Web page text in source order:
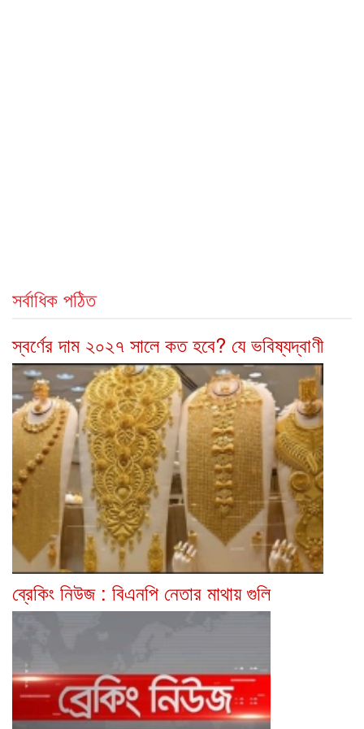
সর্বাধিক পঠিত
স্বর্ণের দাম ২০২৭ সালে কত হবে? যে ভবিষ্যদ্বাণী
ব্রেকিং নিউজ : বিএনপি নেতার মাথায় গুলি